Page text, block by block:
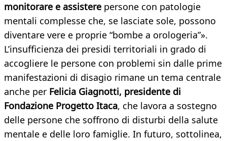
monitorare e assistere persone con patologie
mentali complesse che, se lasciate sole, possono
diventare vere e proprie “bombe a orologeria”».
L’insufficienza dei presidi territoriali in grado di
accogliere le persone con problemi sin dalle prime
manifestazioni di disagio rimane un tema centrale
anche per Felicia Giagnotti, presidente di
Fondazione Progetto Itaca, che lavora a sostegno
delle persone che soffrono di disturbi della salute
mentale e delle loro famiglie. In futuro, sottolinea,